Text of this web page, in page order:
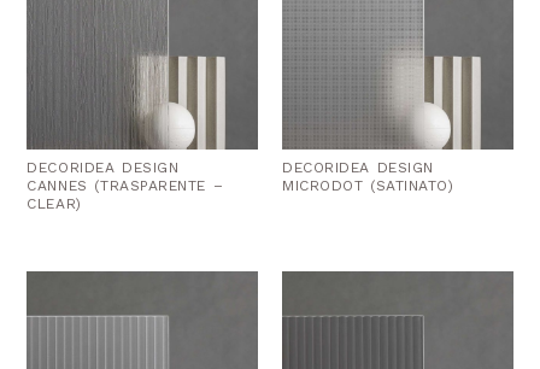
DECORIDEA DESIGN
CANNES (TRASPARENTE –
CLEAR)
DECORIDEA DESIGN
MICRODOT (SATINATO)